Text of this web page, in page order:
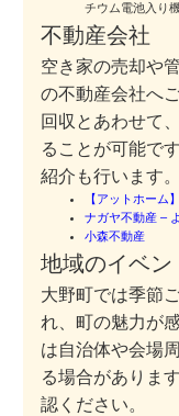
チウム電池入り
不動産会社
空き家の売却や
の不動産会社へ
回収とあわせて
ることが可能で
紹介も行います。
【アットホーム
ナガヤ不動産 –
小森不動産
地域のイベン
大野町では季節
れ、町の魅力が
は自治体や会場
る場合がありま
認ください。